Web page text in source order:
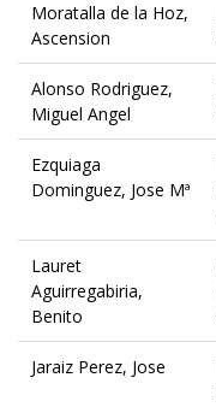
Moratalla de la Hoz,
Ascension
Alonso Rodriguez,
Miguel Angel
Ezquiaga
Dominguez, Jose Mª
Lauret
Aguirregabiria,
Benito
Jaraiz Perez, Jose